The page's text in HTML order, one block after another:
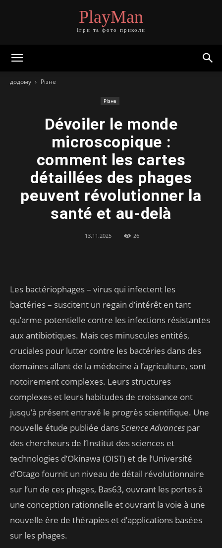
PlayMan
Ігри та фото приколи
додому Різне
Різне
Dévoiler le monde
microscopique :
comment les cartes
détaillées des phages
peuvent révolutionner la
santé et au-delà
13.11.2025 26
Les bactériophages – virus qui infectent les
bactéries – suscitent un regain d’intérêt en tant
qu’arme potentielle contre les infections résistantes
aux antibiotiques. Mais ces minuscules entités,
cruciales pour lutter contre les bactéries dans des
domaines allant de la médecine à l’agriculture, sont
notoirement complexes. Leurs structures
complexes et leurs habitudes de croissance ont
jusqu’à présent entravé le progrès scientifique. Une
nouvelle étude publiée dansScience Advances par
des chercheurs de l’Institut des sciences et
technologies d’Okinawa (OIST) et de l’Université
d’Otago fournit un niveau de détail révolutionnaire
sur l’un de ces phages, Bas63, ouvrant les portes à
une conception rationnelle et ouvrant la voie à une
nouvelle ère de thérapies et d’applications basées
sur les phages.